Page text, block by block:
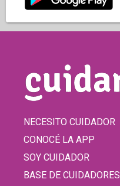
NECESITO CUIDADOR
CONOCÉ LA APP
SOY CUIDADOR
BASE DE CUIDADORES